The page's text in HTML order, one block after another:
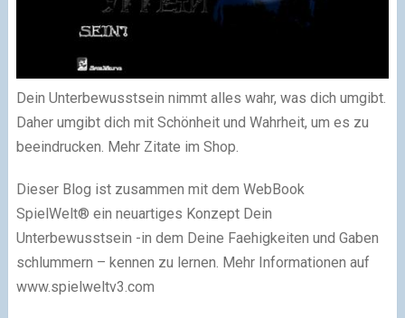
Dein Unterbewusstsein nimmt alles wahr, was dich umgibt.
Daher umgibt dich mit Schönheit und Wahrheit, um es zu
beeindrucken. Mehr Zitate im Shop.
Dieser Blog ist zusammen mit dem WebBook
SpielWelt® ein neuartiges Konzept Dein
Unterbewusstsein -in dem Deine Faehigkeiten und Gaben
schlummern – kennen zu lernen. Mehr Informationen auf
www.spielweltv3.com